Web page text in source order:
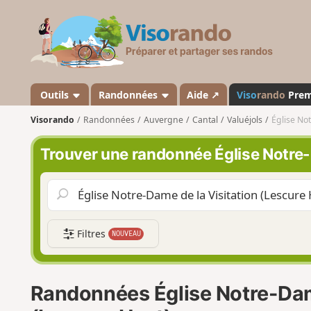
s
a
n
d
o
Outils Randonnées Aide ↗ Visorando
Visorando Randonnées Auvergne Cantal Valuéjols Église
Trouver une randonnée Église
Filtres NOUVEAU
Randonnées Église Notre-